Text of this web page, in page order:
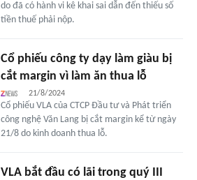
do đã có hành vi kê khai sai dẫn đến thiếu số
tiền thuế phải nộp.
Cổ phiếu công ty dạy làm giàu bị
cắt margin vì làm ăn thua lỗ
21/8/2024
Cổ phiếu VLA của CTCP Đầu tư và Phát triển
công nghệ Văn Lang bị cắt margin kể từ ngày
21/8 do kinh doanh thua lỗ.
VLA bắt đầu có lãi trong quý III